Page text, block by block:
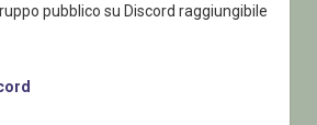
pubblico su Discord raggiungibile